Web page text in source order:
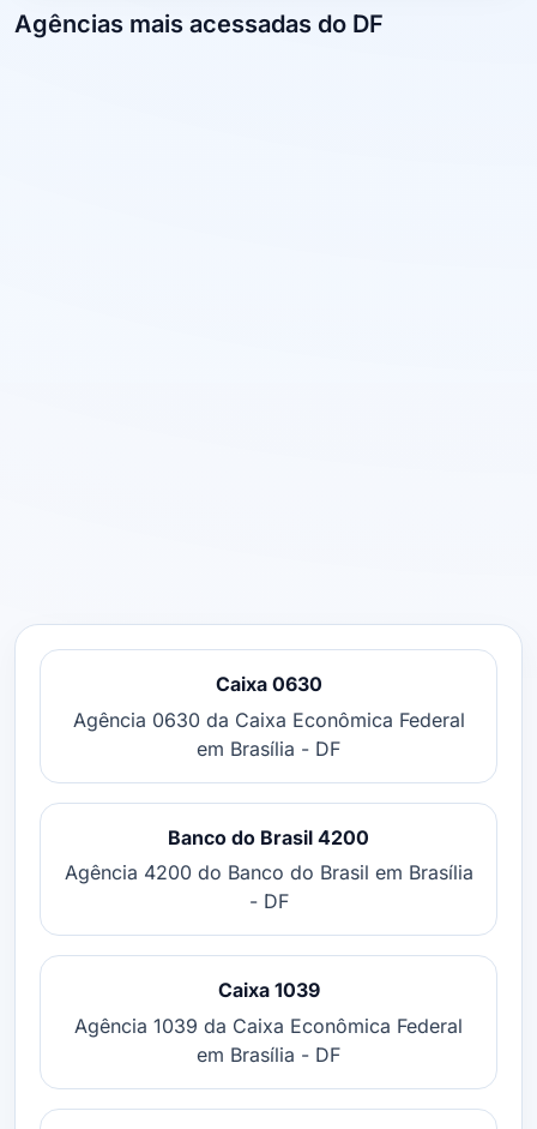
Agências mais acessadas do DF
Caixa 0630
Agência 0630 da Caixa Econômica Federal
em Brasília - DF
Banco do Brasil 4200
Agência 4200 do Banco do Brasil em Brasília
- DF
Caixa 1039
Agência 1039 da Caixa Econômica Federal
em Brasília - DF